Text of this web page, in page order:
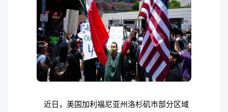
近日，美国加利福尼亚州洛杉矶市部分区域